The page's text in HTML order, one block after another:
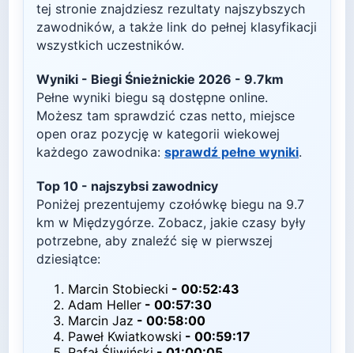
tej stronie znajdziesz rezultaty najszybszych
zawodników, a także link do pełnej klasyfikacji
wszystkich uczestników.
Wyniki - Biegi Śnieżnickie 2026 - 9.7km
Pełne wyniki biegu są dostępne online.
Możesz tam sprawdzić czas netto, miejsce
open oraz pozycję w kategorii wiekowej
każdego zawodnika: sprawdź pełne wyniki.
Top 10 - najszybsi zawodnicy
Poniżej prezentujemy czołówkę biegu na 9.7
km w Międzygórze. Zobacz, jakie czasy były
potrzebne, aby znaleźć się w pierwszej
dziesiątce:
Marcin Stobiecki - 00:52:43
Adam Heller - 00:57:30
Marcin Jaz - 00:58:00
Paweł Kwiatkowski - 00:59:17